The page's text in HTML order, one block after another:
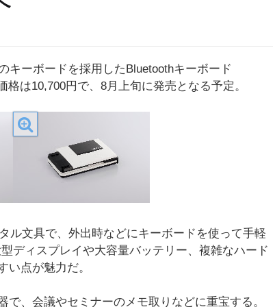
キーボードを採用したBluetoothキーボード
は10,700円で、8月上旬に発売となる予定。
ル文具で、外出時などにキーボードを使って手軽
ディスプレイや大容量バッテリー、複雑なハード
い点が魅力だ。
、会議やセミナーのメモ取りなどに重宝する。